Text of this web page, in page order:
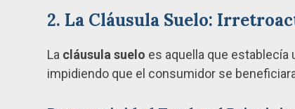
2. La Cláusula Suelo:
La cláusula suelo es aquella que establecía
impidiendo que el consumidor se